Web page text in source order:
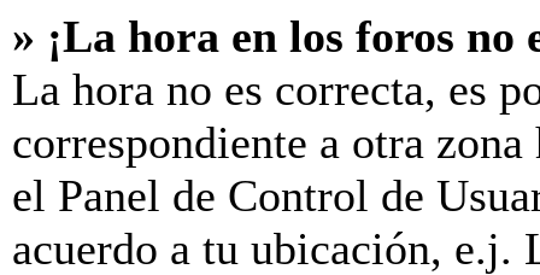
» ¡La hora en los foros no
La hora no es correcta, es
correspondiente a otra
el Panel de Control de
acuerdo a tu ubicación, e.j.